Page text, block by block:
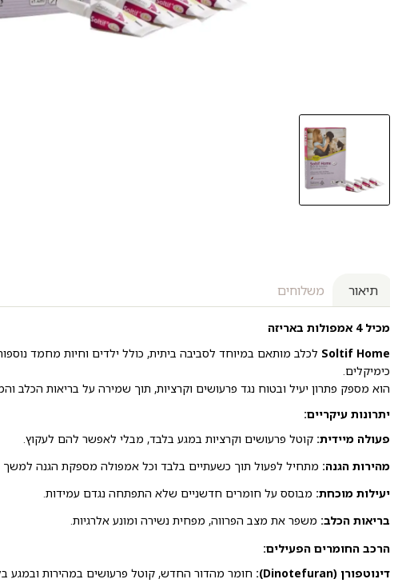
תיאור משלוחים
מכיל 4 אמפולות באריזה
Soltif Home לכלב מותאם במיוחד לסביבה ביתית, כולל ילדים וחיות מחמד
כימיקלים.
הוא מספק פתרון יעיל ובטוח נגד פרעושים וקרציות, תוך שמירה על בריאות הכלב
יתרונות עיקריים:
פעולה מיידית: קוטל פרעושים וקרציות במגע בלבד, מבלי לאפשר להם לעקוץ.
מהירות הגנה: מתחיל לפעול תוך כשעתיים בלבד וכל אמפולה מספקת הגנה למשך 30 יום.
יעילות מוכחת: מבוסס על חומרים חדשניים שלא התפתחה נגדם עמידות.
בריאות הכלב: משפר את מצב הפרווה, מפחית נשירה ומונע אלרגיות.
הרכב החומרים הפעילים:
דינוטפורן (Dinotefuran):
חומר מהדור החדש, קוטל פרעושים במהירות ובמגע